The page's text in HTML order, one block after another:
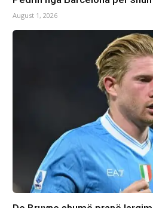
August 1, 2026